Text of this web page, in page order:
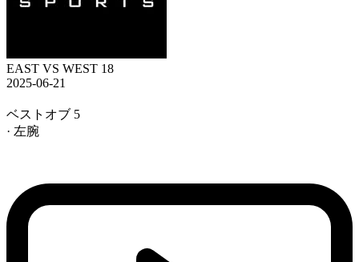
EAST VS WEST 18
2025-06-21
ベストオブ 5
· 左腕